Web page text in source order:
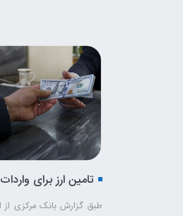
طبق گزارش بانک مرکزی از